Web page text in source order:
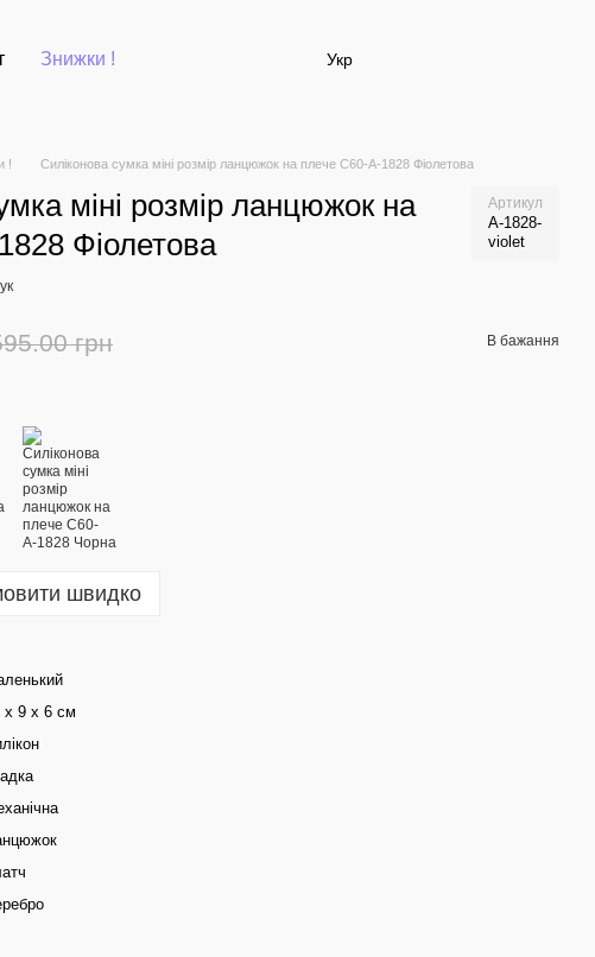
Знижки ! Укр
! Силіконова сумка міні розмір ланцюжок на плече С60-А-1828 Фіолетова
міні розмір ланцюжок на
Фіолетова
Артикул
А-1828-
violet
грн В бажання
швидко
х 9 х 6 см